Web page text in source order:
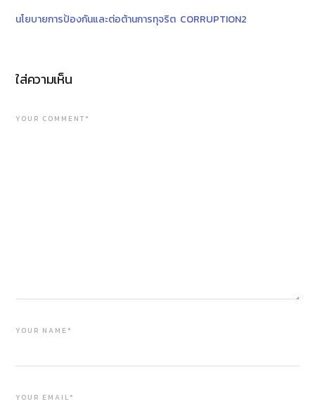
นโยบายการป้องกันและต่อต้านการทุจริต CORRUPTION2
ใส่ความเห็น
YOUR COMMENT*
YOUR NAME*
YOUR EMAIL*